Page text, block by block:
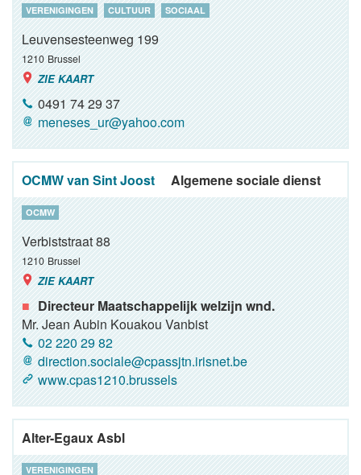
VERENIGINGEN CULTUUR SOCIAAL
Leuvensesteenweg 199
1210 Brussel
ZIE KAART
0491 74 29 37
meneses_ur@yahoo.com
OCMW van Sint Joost Algemene sociale dienst
OCMW
Verbiststraat 88
1210 Brussel
ZIE KAART
Directeur Maatschappelijk welzijn wnd.
Mr. Jean Aubin Kouakou Vanbist
02 220 29 82
direction.sociale@cpassjtn.irisnet.be
www.cpas1210.brussels
Alter-Egaux Asbl
VERENIGINGEN